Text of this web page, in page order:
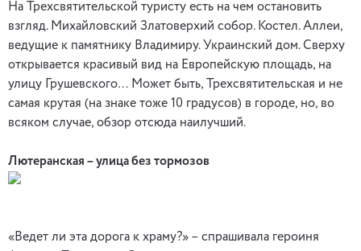
На Трехсвятительской туристу есть на чем остановить
взгляд. Михайловский Златоверхий собор. Костел. Аллеи,
ведущие к памятнику Владимиру. Украинский дом. Сверху
открывается красивый вид на Европейскую площадь, на
улицу Грушевского… Может быть, Трехсвятительская и не
самая крутая (на знаке тоже 10 градусов) в городе, но, во
всяком случае, обзор отсюда наилучший.
Лютеранская – улица без тормозов
«Ведет ли эта дорога к храму?» – спрашивала героиня